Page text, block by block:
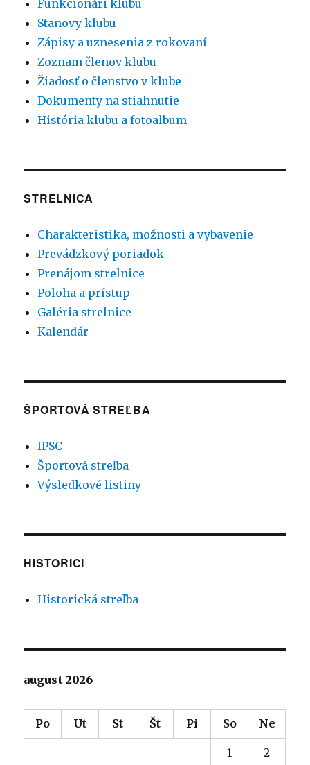
Funkcionári klubu
Stanovy klubu
Zápisy a uznesenia z rokovaní
Zoznam členov klubu
Žiadosť o členstvo v klube
Dokumenty na stiahnutie
História klubu a fotoalbum
STRELNICA
Charakteristika, možnosti a vybavenie
Prevádzkový poriadok
Prenájom strelnice
Poloha a prístup
Galéria strelnice
Kalendár
ŠPORTOVÁ STREĽBA
IPSC
Športová streľba
Výsledkové listiny
HISTORICI
Historická streľba
august 2026
Po Ut St Št Pi So Ne
1 2